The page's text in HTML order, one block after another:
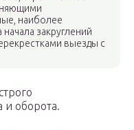
наиболее
закруглений
выезды с
и оборота.